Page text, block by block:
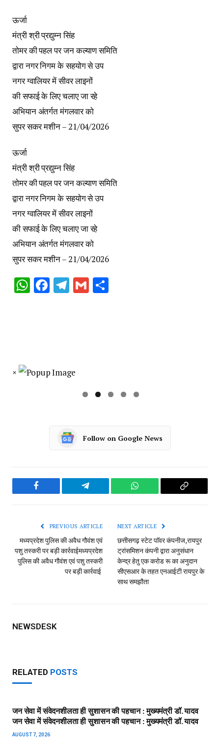
ऊर्जा
मंत्री श्री प्रद्युम्न सिंह
तोमर की पहल पर जन कल्याण समिति
द्वारा नगर निगम के सहयोग से उप
नगर ग्वालियर में सीवर लाइनों
की सफाई के लिए चलाए जा रहे
अभियान अंतर्गत मंगलवार को
सुपर सकर मशीन – 21/04/2026
ऊर्जा
मंत्री श्री प्रद्युम्न सिंह
तोमर की पहल पर जन कल्याण समिति
द्वारा नगर निगम के सहयोग से उप
नगर ग्वालियर में सीवर लाइनों
की सफाई के लिए चलाए जा रहे
अभियान अंतर्गत मंगलवार को
सुपर सकर मशीन – 21/04/2026
WhatsApp
Facebook
Telegram
Gmail
×
Follow on Google News
Facebook Telegram WhatsApp
Copy
PREVIOUS ARTICLE
मध्यप्रदेश पुलिस की अवैध गौवंश एवं
पशु तस्करी पर बड़ी कार्रवाई​मध्यप्रदेश
पुलिस की अवैध गौवंश एवं पशु तस्करी
पर बड़ी कार्रवाई
NEXT ARTICLE
छत्तीसगढ़ स्टेट पाॅवर कंपनीज,रायपुर
ट्रांसमिशन कंपनी द्वारा अनुसंधान
केन्द्र हेतु एक करोड रू का अनुदान
सीएसआर के तहत एनआईटी रायपुर के
साथ समझौता
NEWSDESK
RELATED POSTS
जन सेवा में संवेदनशीलता ही सुशासन की पहचान : मुख्यमंत्री डॉ. यादव​
जन सेवा में संवेदनशीलता ही सुशासन की पहचान : मुख्यमंत्री डॉ. यादव
AUGUST 7, 2026